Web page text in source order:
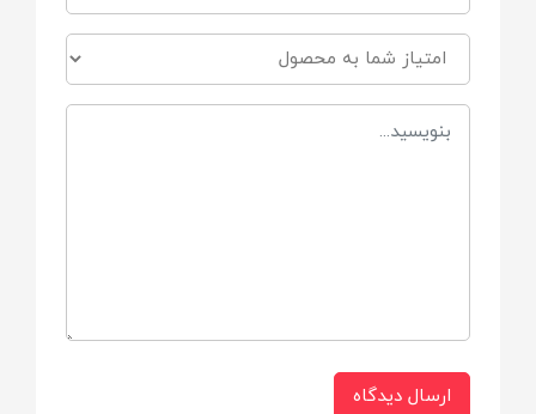
سایر توضیحات
• قدرت جذب بالا
ارسال دیدگاه